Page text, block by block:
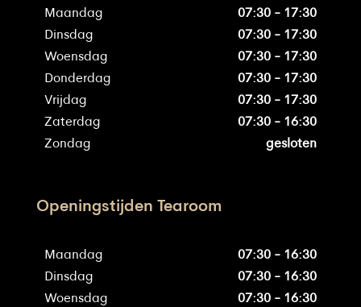
Maandag
07:30 - 17:30
Dinsdag
07:30 - 17:30
Woensdag
07:30 - 17:30
Donderdag
07:30 - 17:30
Vrijdag
07:30 - 17:30
Zaterdag
07:30 - 16:30
Zondag
gesloten
Openingstijden Tearoom
Maandag
07:30 - 16:30
Dinsdag
07:30 - 16:30
Woensdag
07:30 - 16:30